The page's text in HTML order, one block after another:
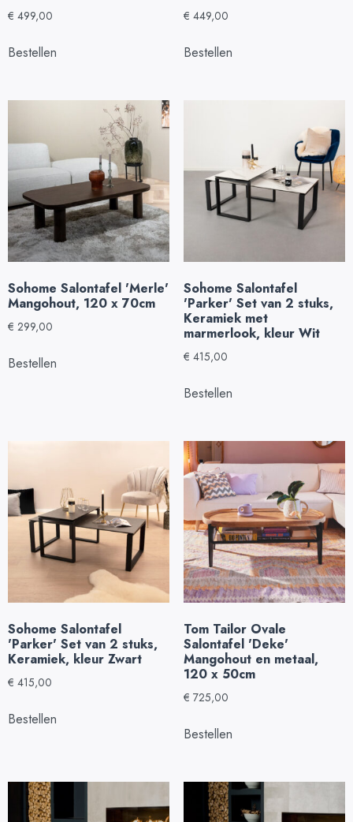
€ 499,00
Bestellen
€ 449,00
Bestellen
Sohome Salontafel 'Merle'
Mangohout, 120 x 70cm
€ 299,00
Bestellen
Sohome Salontafel
'Parker' Set van 2 stuks,
Keramiek met
marmerlook, kleur Wit
€ 415,00
Bestellen
Sohome Salontafel
'Parker' Set van 2 stuks,
Keramiek, kleur Zwart
€ 415,00
Bestellen
Tom Tailor Ovale
Salontafel 'Deke'
Mangohout en metaal,
120 x 50cm
€ 725,00
Bestellen